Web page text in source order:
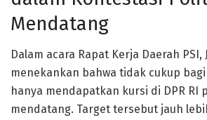
Mendatang
Dalam acara Rapat Kerja Daerah PSI,
menekankan bahwa tidak cukup
hanya mendapatkan kursi di DPR RI
mendatang. Target tersebut jauh